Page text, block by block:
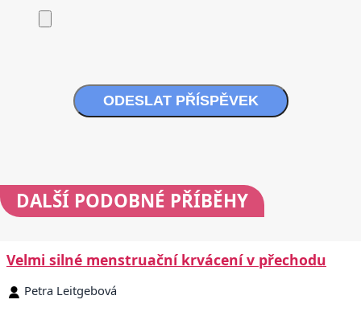
ODESLAT PŘÍSPĚVEK
DALŠÍ PODOBNÉ PŘÍBĚHY
Velmi silné menstruační krvácení v přechodu
Petra Leitgebová